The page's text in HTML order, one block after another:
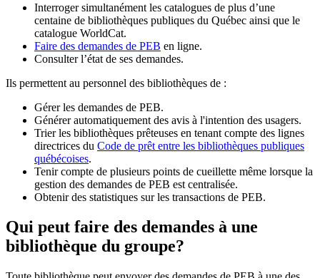
Interroger simultanément les catalogues de plus d’une
centaine de bibliothèques publiques du Québec ainsi que le
catalogue WorldCat.
Faire des demandes de PEB en ligne.
Consulter l’état de ses demandes.
Ils permettent au personnel des bibliothèques de :
Gérer les demandes de PEB.
Générer automatiquement des avis à l'intention des usagers.
Trier les bibliothèques prêteuses en tenant compte des lignes
directrices du Code de prêt entre les bibliothèques publiques
québécoises.
Tenir compte de plusieurs points de cueillette même lorsque la
gestion des demandes de PEB est centralisée.
Obtenir des statistiques sur les transactions de PEB.
Qui peut faire des demandes à une
bibliothèque du groupe?